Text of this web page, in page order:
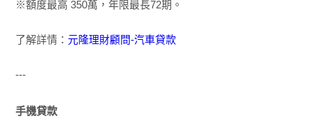
※額度最高 350萬，年限最長72期。
了解詳情：元隆理財顧問-汽車貸款
---
手機貸款